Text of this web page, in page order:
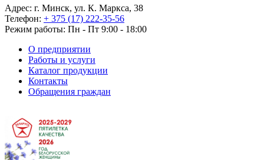
Адрес: г. Минск, ул. К. Маркса, 38
Телефон: + 375 (17) 222-35-56
Режим работы: Пн - Пт 9:00 - 18:00
О предприятии
Работы и услуги
Каталог продукции
Контакты
Обращения граждан